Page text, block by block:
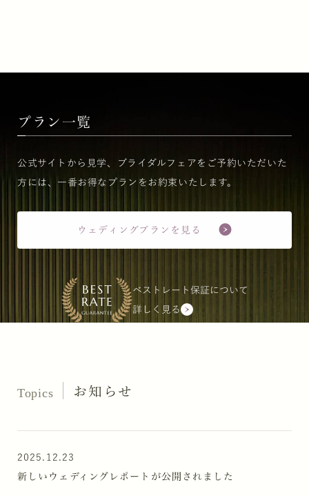
プラン一覧
公式サイトから見学、ブライダルフェアをご予約いただいた
方には、一番お得なプランをお約束いたします。
ウェディングプランを見る
ベストレート保証について
詳しく見る
Topics お知らせ
2025.12.23
新しいウェディングレポートが公開されました